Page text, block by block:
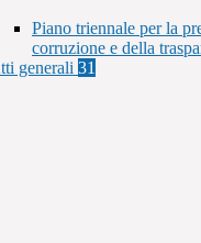
Piano triennale per la
corruzione e della
generali 31